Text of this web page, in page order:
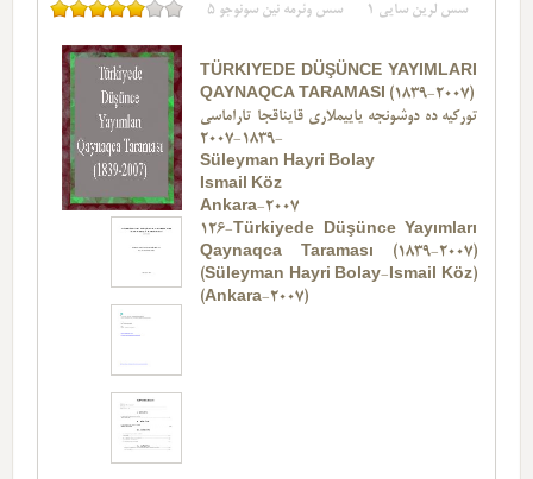
سس لرین سایی 1 سس وئرمه نین سونوجو 5
TÜRKIYEDE DÜŞÜNCE YAYIMLARI
QAYNAQCA TARAMASI (1839-2007)
تورکیه ده دوشونجه یاییملاری قایناقجا تاراماسی
-1839-2007
Süleyman Hayri Bolay
Ismail Köz
Ankara-2007
126-Türkiyede Düşünce Yayımları
Qaynaqca Taraması (1839-2007)
(Süleyman Hayri Bolay-Ismail Köz)
(Ankara-2007)